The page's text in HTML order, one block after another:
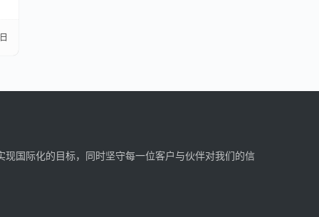
国际化的目标，同时坚守每一位客户与伙伴对我们的信